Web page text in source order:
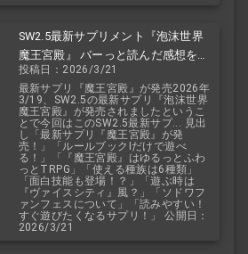
SW2.5最新サプリメント『泡沫世界
魔王宮殿』 バーっと読んだ感想を交
えて紹介します！！
投稿日：2026/3/21
最新サプリ『魔王宮殿』が発売2026年
3/19、SW2.5の最新サプリ『泡沫世界
魔王宮殿』が発売されましたというこ
とで今回はこのSW2.5最新サプ... 見出
し「最新サプリ『魔王宮殿』が発
売！」「ルールブックIだけで遊べ
る！」「『魔王宮殿』はゆるっとふわ
っとTRPG」「使える種族は6種類」
「面白技能も登場！？」「遊ぶ時は
『ヴァイスシティ』風？」「ソドワフ
ァンフェスについて」「読みやすい！
すぐ遊びたくなるサプリ！」 公開日：
2026/3/21